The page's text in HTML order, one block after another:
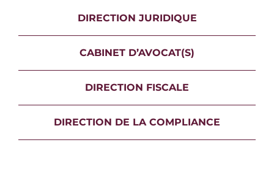
DIRECTION JURIDIQUE
CABINET D’AVOCAT(S)
DIRECTION FISCALE
DIRECTION DE LA COMPLIANCE